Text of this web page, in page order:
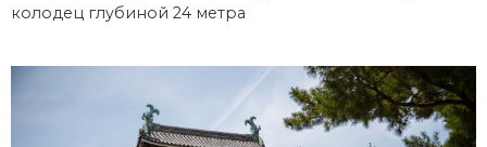
колодец глубиной 24 метра